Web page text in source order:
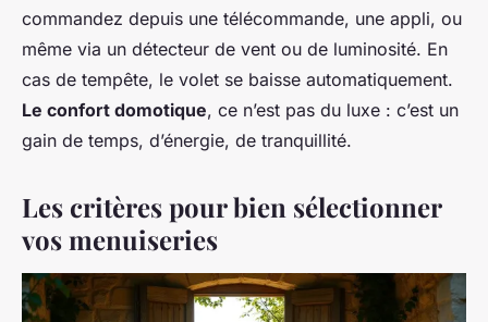
commandez depuis une télécommande, une appli, ou
même via un détecteur de vent ou de luminosité. En
cas de tempête, le volet se baisse automatiquement.
Le confort domotique, ce n’est pas du luxe : c’est un
gain de temps, d’énergie, de tranquillité.
Les critères pour bien sélectionner
vos menuiseries